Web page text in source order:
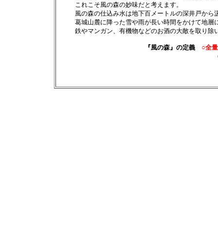
これこそ風の森の妙味だと考えます。
風の森の仕込み水は地下百メートルの深井戸から汲
葛城山麓に降った雪や雨が長い時間をかけて地層に
鉄やマンガン、有機物などのお酒の大敵を取り除
『風の森』の定義 ○全量
○全量一切火入れをせ